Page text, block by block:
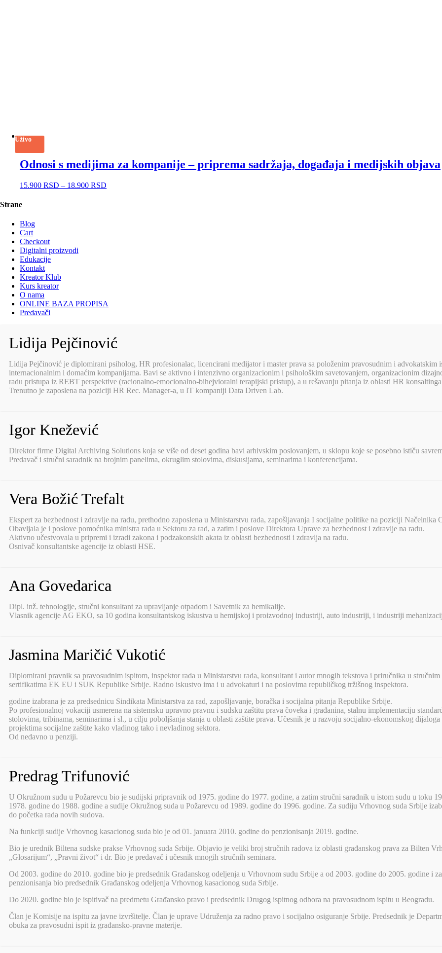
Uživo
Odnosi s medijima za kompanije – priprema sadržaja, događaja i medijskih objava
15.900 RSD – 18.900 RSD
Strane
Blog
Cart
Checkout
Digitalni proizvodi
Edukacije
Kontakt
Kreator Klub
Kurs kreator
O nama
ONLINE BAZA PROPISA
Predavači
Lidija Pejčinović
Lidija Pejčinović je diplomirani psiholog, HR profesionalac, licencirani medijator i master prava sa položenim pravosudnim i advokatskim
internacionalnim i domaćim kompanijama. Bavi se aktivno i intenzivno organizacionim i psihološkim savetovanjem, organizacionim
radu pristupa iz REBT perspektive (racionalno-emocionalno-bihejvioralni terapijski pristup), a u rešavanju pitanja iz oblasti HR
Trenutno je zaposlena na poziciji HR Rec. Manager-a, u IT kompaniji Data Driven Lab.
Igor Knežević
Direktor firme Digital Archiving Solutions koja se više od deset godina bavi arhivskim poslovanjem, u sklopu koje se posebno ističu
Predavač i stručni saradnik na brojnim panelima, okruglim stolovima, diskusijama, seminarima i konferencijama.
Vera Božić Trefalt
Ekspert za bezbednost i zdravlje na radu, prethodno zaposlena u Ministarstvu rada, zapošljavanja I socijalne politike na poziciji Načelnika
Obavljala je i poslove pomoćnika ministra rada u Sektoru za rad, a zatim i poslove Direktora Uprave za bezbednost i zdravlje na radu.
Aktivno učestvovala u pripremi i izradi zakona i podzakonskih akata iz oblasti bezbednosti i zdravlja na radu.
Osnivač konsultantske agencije iz oblasti HSE.
Ana Govedarica
Dipl. inž. tehnologije, stručni konsultant za upravljanje otpadom i Savetnik za hemikalije.
Vlasnik agencije AG EKO, sa 10 godina konsultantskog iskustva u hemijskoj i proizvodnoj industriji, auto industriji, i industriji
Jasmina Maričić Vukotić
Diplomirani pravnik sa pravosudnim ispitom, inspektor rada u Ministarstvu rada, konsultant i autor mnogih tekstova i priručnika u
sertifikatima EK EU i SUK Republike Srbije. Radno iskustvo ima i u advokaturi i na poslovima republičkog tržišnog inspektora.
godine izabrana je za predsednicu Sindikata Ministarstva za rad, zapošljavanje, boračka i socijalna pitanja Republike Srbije.
Po profesionalnoj vokaciji usmerena na sistemsku upravno pravnu i sudsku zaštitu prava čoveka i građanina, stalnu implementaciju
stolovima, tribinama, seminarima i sl., u cilju poboljšanja stanja u oblasti zaštite prava. Učesnik je u razvoju socijalno-ekonomskog
projektima socijalne zaštite kako vladinog tako i nevladinog sektora.
Od nedavno u penziji.
Predrag Trifunović
U Okružnom sudu u Požarevcu bio je sudijski pripravnik od 1975. godine do 1977. godine, a zatim stručni saradnik u istom sudu u toku
1978. godine do 1988. godine a sudije Okružnog suda u Požarevcu od 1989. godine do 1996. godine. Za sudiju Vrhovnog suda Srbije
do početka rada novih sudova.
Na funkciji sudije Vrhovnog kasacionog suda bio je od 01. januara 2010. godine do penzionisanja 2019. godine.
Bio je urednik Biltena sudske prakse Vrhovnog suda Srbije. Objavio je veliki broj stručnih radova iz oblasti građanskog prava za Bilten
„Glosarijum“, „Pravni život“ i dr. Bio je predavač i učesnik mnogih stručnih seminara.
Od 2003. godine do 2010. godine bio je predsednik Građanskog odeljenja u Vrhovnom sudu Srbije a od 2003. godine do 2005. godine i
penzionisanja bio predsednik Građanskog odeljenja Vrhovnog kasacionog suda Srbije.
Do 2020. godine bio je ispitivač na predmetu Građansko pravo i predsednik Drugog ispitnog odbora na pravosudnom ispitu u Beogradu.
Član je Komisije na ispitu za javne izvršitelje. Član je uprave Udruženja za radno pravo i socijalno osiguranje Srbije. Predsednik je
obuka za pravosudni ispit iz građansko-pravne materije.